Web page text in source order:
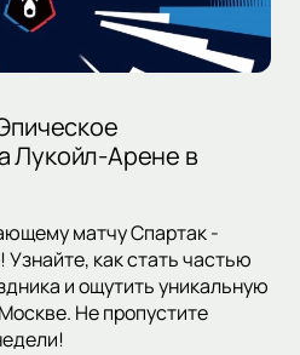
Лукойл-Арене в
матчу Спартак -
как стать частью
и ощутить уникальную
Не пропустите